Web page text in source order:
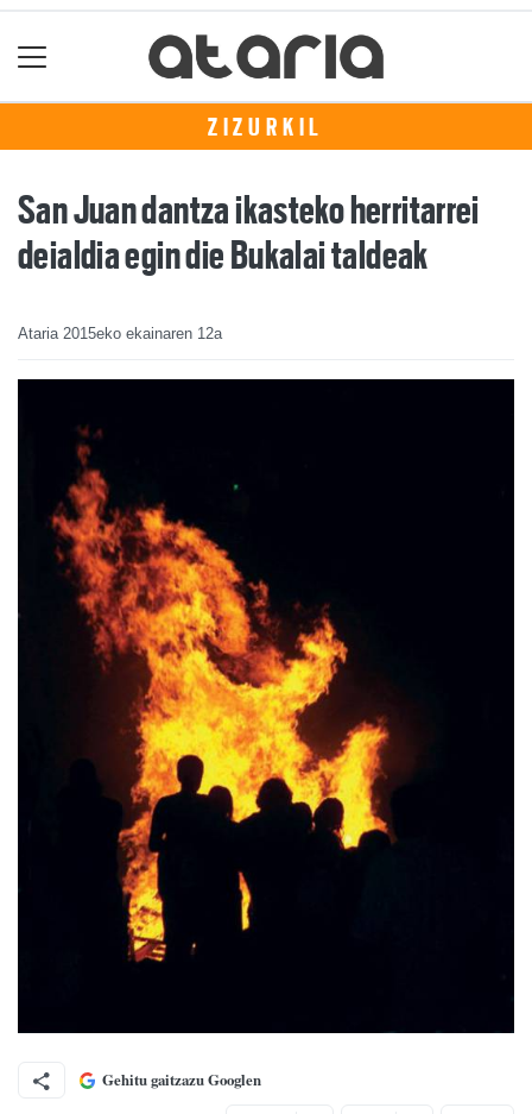
ZIZURKIL
San Juan dantza ikasteko herritarrei
deialdia egin die Bukalai taldeak
Ataria 2015eko ekainaren 12a
Gehitu gaitzazu Googlen